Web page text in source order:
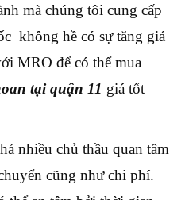
mà chúng tôi cung cấp
không hề có sự tăng giá
MRO để có thể mua
tại quận 11 giá tốt
nhiều chủ thầu quan tâm
cũng như chi phí.